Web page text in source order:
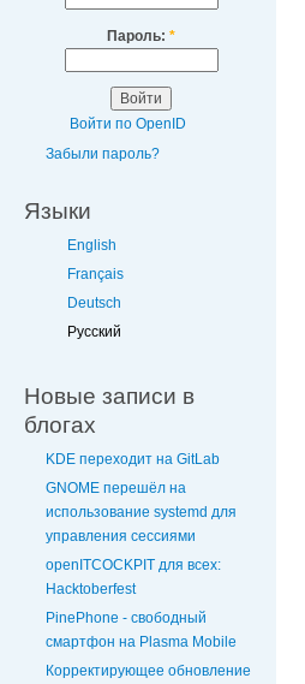
Пароль: *
Войти по OpenID
Забыли пароль?
Языки
English
Français
Deutsch
Русский
Новые записи в
блогах
KDE переходит на GitLab
GNOME перешёл на
использование systemd для
управления сессиями
openITCOCKPIT для всех:
Hacktoberfest
PinePhone - свободный
смартфон на Plasma Mobile
Корректирующее обновление